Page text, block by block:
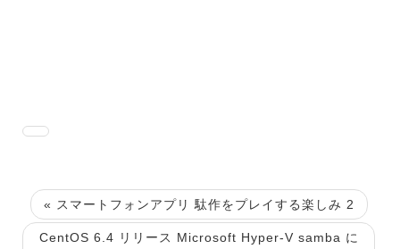
« スマートフォンアプリ 駄作をプレイする楽しみ 2
CentOS 6.4 リリース Microsoft Hyper-V samba に